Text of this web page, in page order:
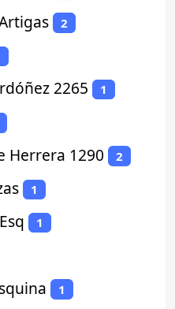
2
2265 1
Herrera 1290 2
1
1
1